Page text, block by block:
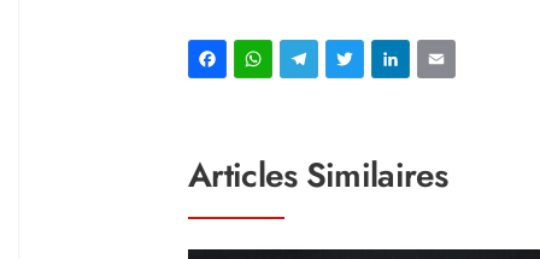
Facebook
WhatsApp
Telegram
Twitter
Articles Similaires